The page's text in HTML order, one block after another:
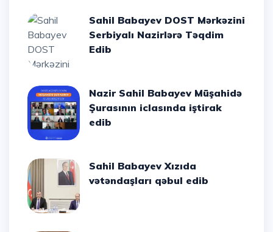
Sahil Babayev DOST Mərkəzini
Serbiyalı Nazirlərə Təqdim
Edib
Nazir Sahil Babayev Müşahidə
Şurasının iclasında iştirak
edib
Sahil Babayev Xızıda
vətəndaşları qəbul edib